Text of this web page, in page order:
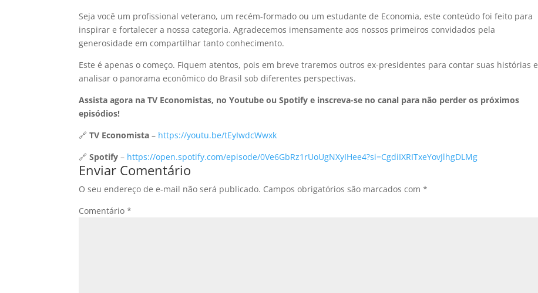
Seja você um profissional veterano, um recém-formado ou um estudante de Economia, este conteúdo foi feito para
inspirar e fortalecer a nossa categoria. Agradecemos imensamente aos nossos primeiros convidados pela
generosidade em compartilhar tanto conhecimento.
Este é apenas o começo. Fiquem atentos, pois em breve traremos outros ex-presidentes para contar suas histórias e
analisar o panorama econômico do Brasil sob diferentes perspectivas.
Assista agora na TV Economistas, no Youtube ou Spotify e inscreva-se no canal para não perder os próximos
episódios!
🔗TV Economista – https://youtu.be/tEyIwdcWwxk
🔗Spotify – https://open.spotify.com/episode/0Ve6GbRz1rUoUgNXyIHee4?si=CgdiIXRITxeYovJlhgDLMg
Enviar Comentário
O seu endereço de e-mail não será publicado. Campos obrigatórios são marcados com*
Comentário*